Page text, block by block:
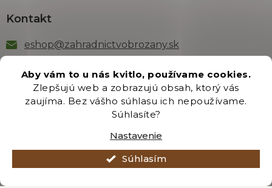
Aby vám to u nás kvitlo, používame cookies.
Zlepšujú web a zobrazujú obsah, ktorý vás
zaujíma. Bez vášho súhlasu ich nepoužívame.
Súhlasíte?
Nastavenie
Súhlasím
Kontakt
eshop@zahradnictvobrozany.sk
Odber newsletteru
Vložením e-mailu súhlasíte s podmienkamiochrany